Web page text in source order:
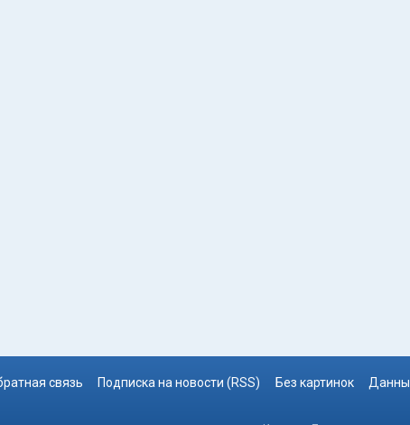
связь Подписка на новости (RSS) Без картинок